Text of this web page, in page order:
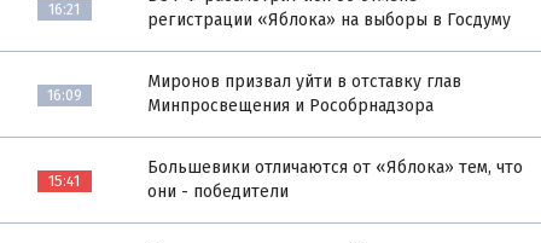
16:21
регистрации «Яблока» на выборы в Госдуму
16:09
Миронов призвал уйти в отставку глав
Минпросвещения и Рособрнадзора
15:41
Большевики отличаются от «Яблока» тем, что
они - победители